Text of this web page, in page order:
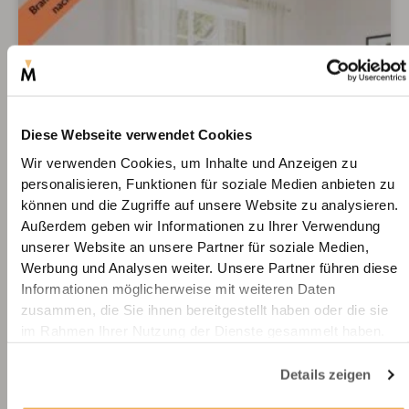
Diese Webseite verwendet Cookies
Wir verwenden Cookies, um Inhalte und Anzeigen zu
personalisieren, Funktionen für soziale Medien anbieten zu
können und die Zugriffe auf unsere Website zu analysieren.
Außerdem geben wir Informationen zu Ihrer Verwendung
unserer Website an unsere Partner für soziale Medien,
Werbung und Analysen weiter. Unsere Partner führen diese
Informationen möglicherweise mit weiteren Daten
zusammen, die Sie ihnen bereitgestellt haben oder die sie
Details zeigen
(B1) – Glatt Fließend
Brandschutzklasse B1 nach DIN 4102